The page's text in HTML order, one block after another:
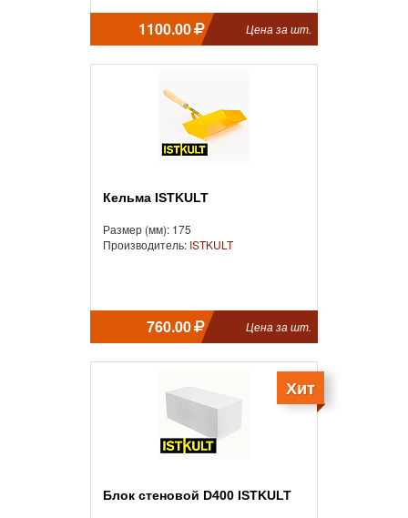
1100.00 Цена за шт.
Кельма ISTKULT
Размер (мм): 175
Производитель: ISTKULT
760.00 Цена за шт.
Хит
Блок стеновой D400 ISTKULT